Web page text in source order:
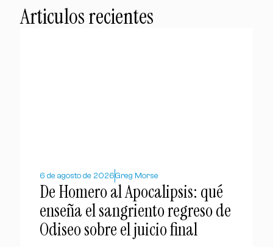
Articulos recientes
6 de agosto de 2026Greg Morse
De Homero al Apocalipsis: qué
enseña el sangriento regreso de
Odiseo sobre el juicio final